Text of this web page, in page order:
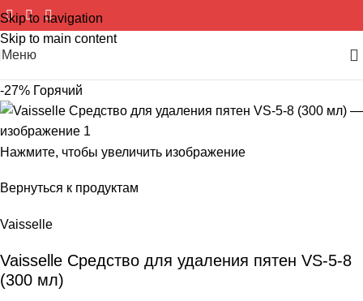
Skip to navigation
Skip to main content
Меню
-27% Горячий
Нажмите, чтобы увеличить изображение
Вернуться к продуктам
Vaisselle
Vaisselle Средство для удаления пятен VS-5-8
(300 мл)